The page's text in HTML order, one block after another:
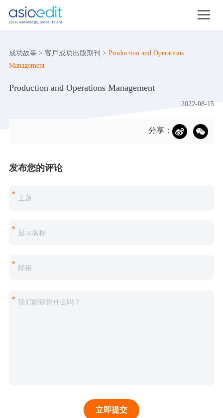
成功故事> 客戶成功出版期刊 > Production and Operations
Management
Production and Operations Management
2022-08-15
分享：
发布您的评论
*
*
*
*